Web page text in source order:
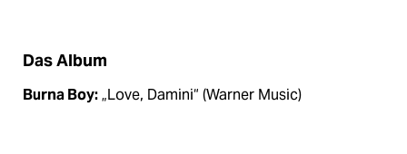
Das Album
Burna Boy:„Love, Damini“ (Warner Music)